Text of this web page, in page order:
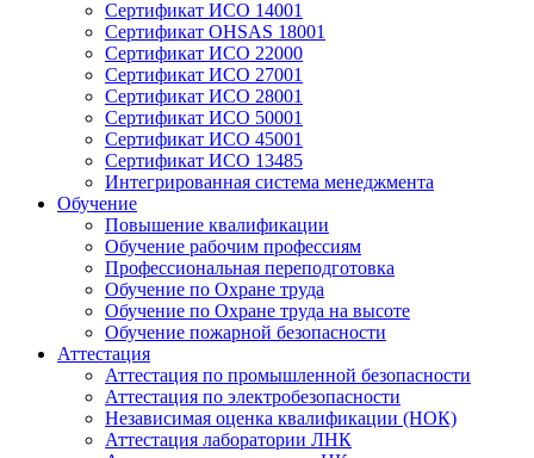
Сертификат ИСО 14001
Сертификат OHSAS 18001
Сертификат ИСО 22000
Сертификат ИСО 27001
Сертификат ИСО 28001
Сертификат ИСО 50001
Сертификат ИСО 45001
Сертификат ИСО 13485
Интегрированная система менеджмента
Обучение
Повышение квалификации
Обучение рабочим профессиям
Профессиональная переподготовка
Обучение по Охране труда
Обучение по Охране труда на высоте
Обучение пожарной безопасности
Аттестация
Аттестация по промышленной безопасности
Аттестация по электробезопасности
Независимая оценка квалификации (НОК)
Аттестация лаборатории ЛНК